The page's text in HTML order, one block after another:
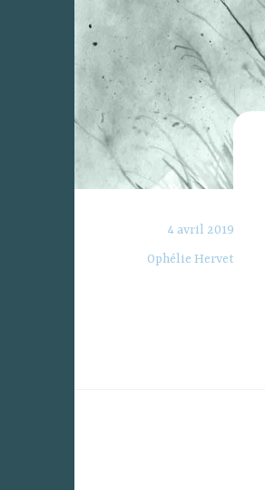
4 avril 2019
Ophélie Hervet